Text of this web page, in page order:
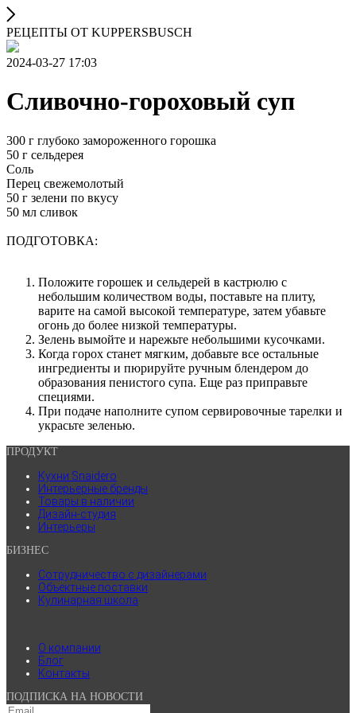
РЕЦЕПТЫ ОТ KUPPERSBUSCH
2024-03-27 17:03
Сливочно-гороховый суп
300 г глубоко замороженного горошка
50 г сельдерея
Соль
Перец свежемолотый
50 г зелени по вкусу
50 мл сливок
ПОДГОТОВКА:
Положите горошек и сельдерей в кастрюлю с
небольшим количеством воды, поставьте на плиту,
варите на самой высокой температуре, затем убавьте
огонь до более низкой температуры.
Зелень вымойте и нарежьте небольшими кусочками.
Когда горох станет мягким, добавьте все остальные
ингредиенты и пюрируйте ручным блендером до
образования пенистого супа. Еще раз приправьте
специями.
При подаче наполните супом сервировочные тарелки и
украсьте зеленью.
ПРОДУКТ
Кухни Snaidero
Интерьерные бренды
Товары в наличии
Дизайн-студия
Интерьеры
БИЗНЕС
Сотрудничество с дизайнерами
Объектные поставки
Кулинарная школа
О компании
Блог
Контакты
ПОДПИСКА НА НОВОСТИ